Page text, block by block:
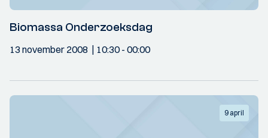
Biomassa Onderzoeksdag
13 november 2008 10:30- 00:00
9 april